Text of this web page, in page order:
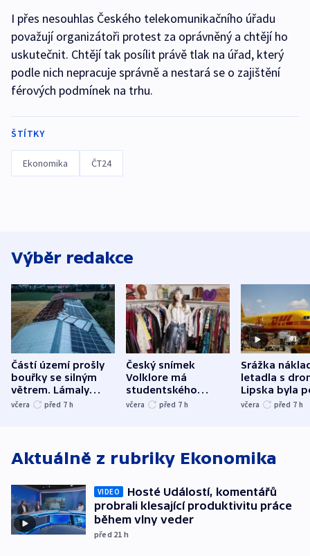
I přes nesouhlas Českého telekomunikačního úřadu
považují organizátoři protest za oprávněný a chtějí ho
uskutečnit. Chtějí tak posílit právě tlak na úřad, který
podle nich nepracuje správně a nestará se o zajištění
férových podmínek na trhu.
ŠTÍTKY
Ekonomika ČT24
Výběr redakce
Částí území prošly
bouřky se silným
větrem. Lámaly
stromy a poničily
včera před 7 h
Český snímek
Volklore má
studentského
Oscara, zabojuje o
včera před 7 h
Srážka
letadla s
Lipska byla
německého
včera před 7 h
Aktuálně z rubriky Ekonomika
VIDEO
Hosté Událostí, komentářů
probrali klesající produktivitu práce
během vlny veder
před 21 h